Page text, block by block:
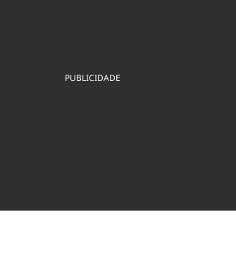
PUBLICIDADE